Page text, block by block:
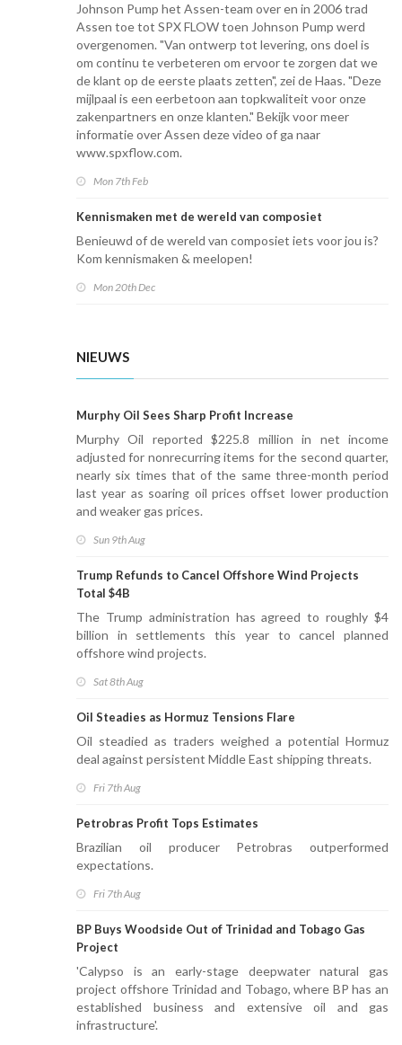
Johnson Pump het Assen-team over en in 2006 trad
Assen toe tot SPX FLOW toen Johnson Pump werd
overgenomen. "Van ontwerp tot levering, ons doel is
om continu te verbeteren om ervoor te zorgen dat we
de klant op de eerste plaats zetten", zei de Haas. "Deze
mijlpaal is een eerbetoon aan topkwaliteit voor onze
zakenpartners en onze klanten." Bekijk voor meer
informatie over Assen deze video of ga naar
www.spxflow.com.
Mon 7th Feb
Kennismaken met de wereld van composiet
Benieuwd of de wereld van composiet iets voor jou is?
Kom kennismaken & meelopen!
Mon 20th Dec
NIEUWS
Murphy Oil Sees Sharp Profit Increase
Murphy Oil reported $225.8 million in net income
adjusted for nonrecurring items for the second quarter,
nearly six times that of the same three-month period
last year as soaring oil prices offset lower production
and weaker gas prices.
Sun 9th Aug
Trump Refunds to Cancel Offshore Wind Projects
Total $4B
The Trump administration has agreed to roughly $4
billion in settlements this year to cancel planned
offshore wind projects.
Sat 8th Aug
Oil Steadies as Hormuz Tensions Flare
Oil steadied as traders weighed a potential Hormuz
deal against persistent Middle East shipping threats.
Fri 7th Aug
Petrobras Profit Tops Estimates
Brazilian oil producer Petrobras outperformed
expectations.
Fri 7th Aug
BP Buys Woodside Out of Trinidad and Tobago Gas
Project
'Calypso is an early-stage deepwater natural gas
project offshore Trinidad and Tobago, where BP has an
established business and extensive oil and gas
infrastructure'.